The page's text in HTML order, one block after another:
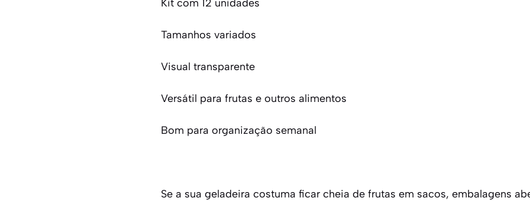
Kit com 12 unidades
Tamanhos variados
Visual transparente
Versátil para frutas e outros alimentos
Bom para organização semanal
Se a sua geladeira costuma ficar cheia de frutas em sacos, embalagens